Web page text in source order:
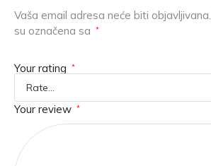
Vaša email adresa neće biti objavljivana.
su označena sa
*
Your rating *
Your review *